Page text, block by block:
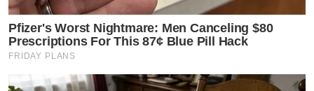
Pfizer's Worst Nightmare: Men Canceling $80
Prescriptions For This 87¢ Blue Pill Hack
FRIDAY PLANS